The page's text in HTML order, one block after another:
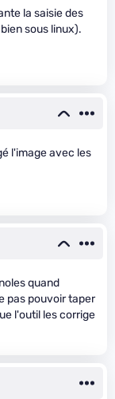
la saisie des
sous linux).
l'image avec les
quand
pas pouvoir taper
l'outil les corrige